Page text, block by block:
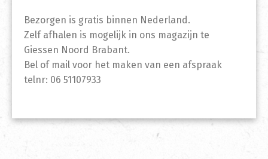
Bezorgen is gratis binnen Nederland.
Zelf afhalen is mogelijk in ons magazijn te
Giessen Noord Brabant.
Bel of mail voor het maken van een afspraak
telnr: 06 51107933